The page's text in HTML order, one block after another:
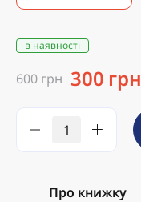
в наявності
600 грн 300 грн
Про книжку